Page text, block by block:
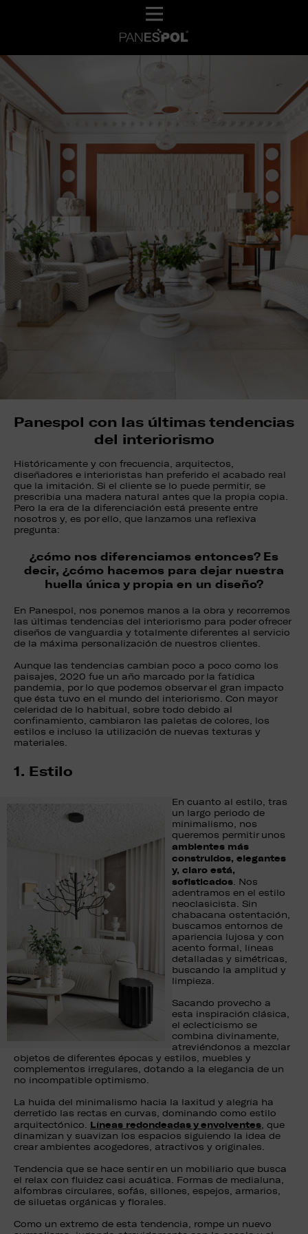
Panespol con las últimas tendencias
del interiorismo
Históricamente y con frecuencia, arquitectos,
diseñadores e interioristas han preferido el acabado real
que la imitación. Si el cliente se lo puede permitir, se
prescribía una madera natural antes que la propia copia.
Pero la era de la diferenciación está presente entre
nosotros y, es por ello, que lanzamos una reflexiva
pregunta:
¿cómo nos diferenciamos entonces? Es
decir, ¿cómo hacemos para dejar nuestra
huella única y propia en un diseño?
En Panespol, nos ponemos manos a la obra y recorremos
las últimas tendencias del interiorismo para poder ofrecer
diseños de vanguardia y totalmente diferentes al servicio
de la máxima personalización de nuestros clientes.
Aunque las tendencias cambian poco a poco como los
paisajes, 2020 fue un año marcado por la fatídica
pandemia, por lo que podemos observar el gran impacto
que ésta tuvo en el mundo del interiorismo. Con mayor
celeridad de lo habitual, sobre todo debido al
confinamiento, cambiaron las paletas de colores, los
estilos e incluso la utilización de nuevas texturas y
materiales.
1. Estilo
En cuanto al estilo, tras
un largo periodo de
minimalismo, nos
queremos permitir unos
ambientes más
construidos, elegantes
y, claro está,
sofisticados. Nos
adentramos en el estilo
neoclasicista. Sin
chabacana ostentación,
buscamos entornos de
apariencia lujosa y con
acento formal, líneas
detalladas y simétricas,
buscando la amplitud y
limpieza.
Sacando provecho a
esta inspiración clásica,
el eclecticismo se
combina divinamente,
atreviéndonos a mezclar
objetos de diferentes épocas y estilos, muebles y
complementos irregulares, dotando a la elegancia de un
no incompatible optimismo.
La huida del minimalismo hacia la laxitud y alegría ha
derretido las rectas en curvas, dominando como estilo
arquitectónico. Líneas redondeadas y envolventes, que
dinamizan y suavizan los espacios siguiendo la idea de
crear ambientes acogedores, atractivos y originales.
Tendencia que se hace sentir en un mobiliario que busca
el relax con fluidez casi acuática. Formas de medialuna,
alfombras circulares, sofás, sillones, espejos, armarios,
de siluetas orgánicas y florales.
Como un extremo de esta tendencia, rompe un nuevo